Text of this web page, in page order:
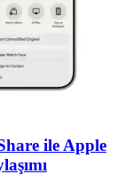
ile Apple